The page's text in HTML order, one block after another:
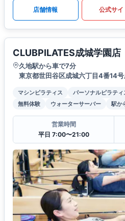
店舗情報 公式サイ
CLUBPILATES成城学園店
久地駅から車で7分
東京都世田谷区成城六丁目4番14
マシンピラティス パーソナルピラティ
無料体験
ウォーターサーバー 駅か
営業時間
平日 7:00〜21:00